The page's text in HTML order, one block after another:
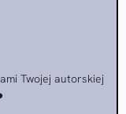
Twojej autorskiej